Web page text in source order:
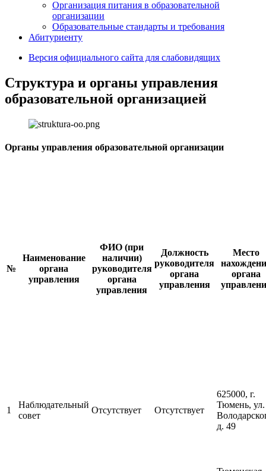
Организация питания в образовательной
организации
Образовательные стандарты и требования
Абитуриенту
Версия официального сайта для слабовидящих
Структура и органы управления
образовательной организацией
Органы управления образовательной организации
№
Наименование
органа
управления
ФИО (при
наличии)
руководителя
органа
управления
Должность
руководителя
органа
управления
Место
органа
1
Наблюдательный
совет
Отсутствует Отсутствует
625000, г.
Тюмень, ул.
д. 49